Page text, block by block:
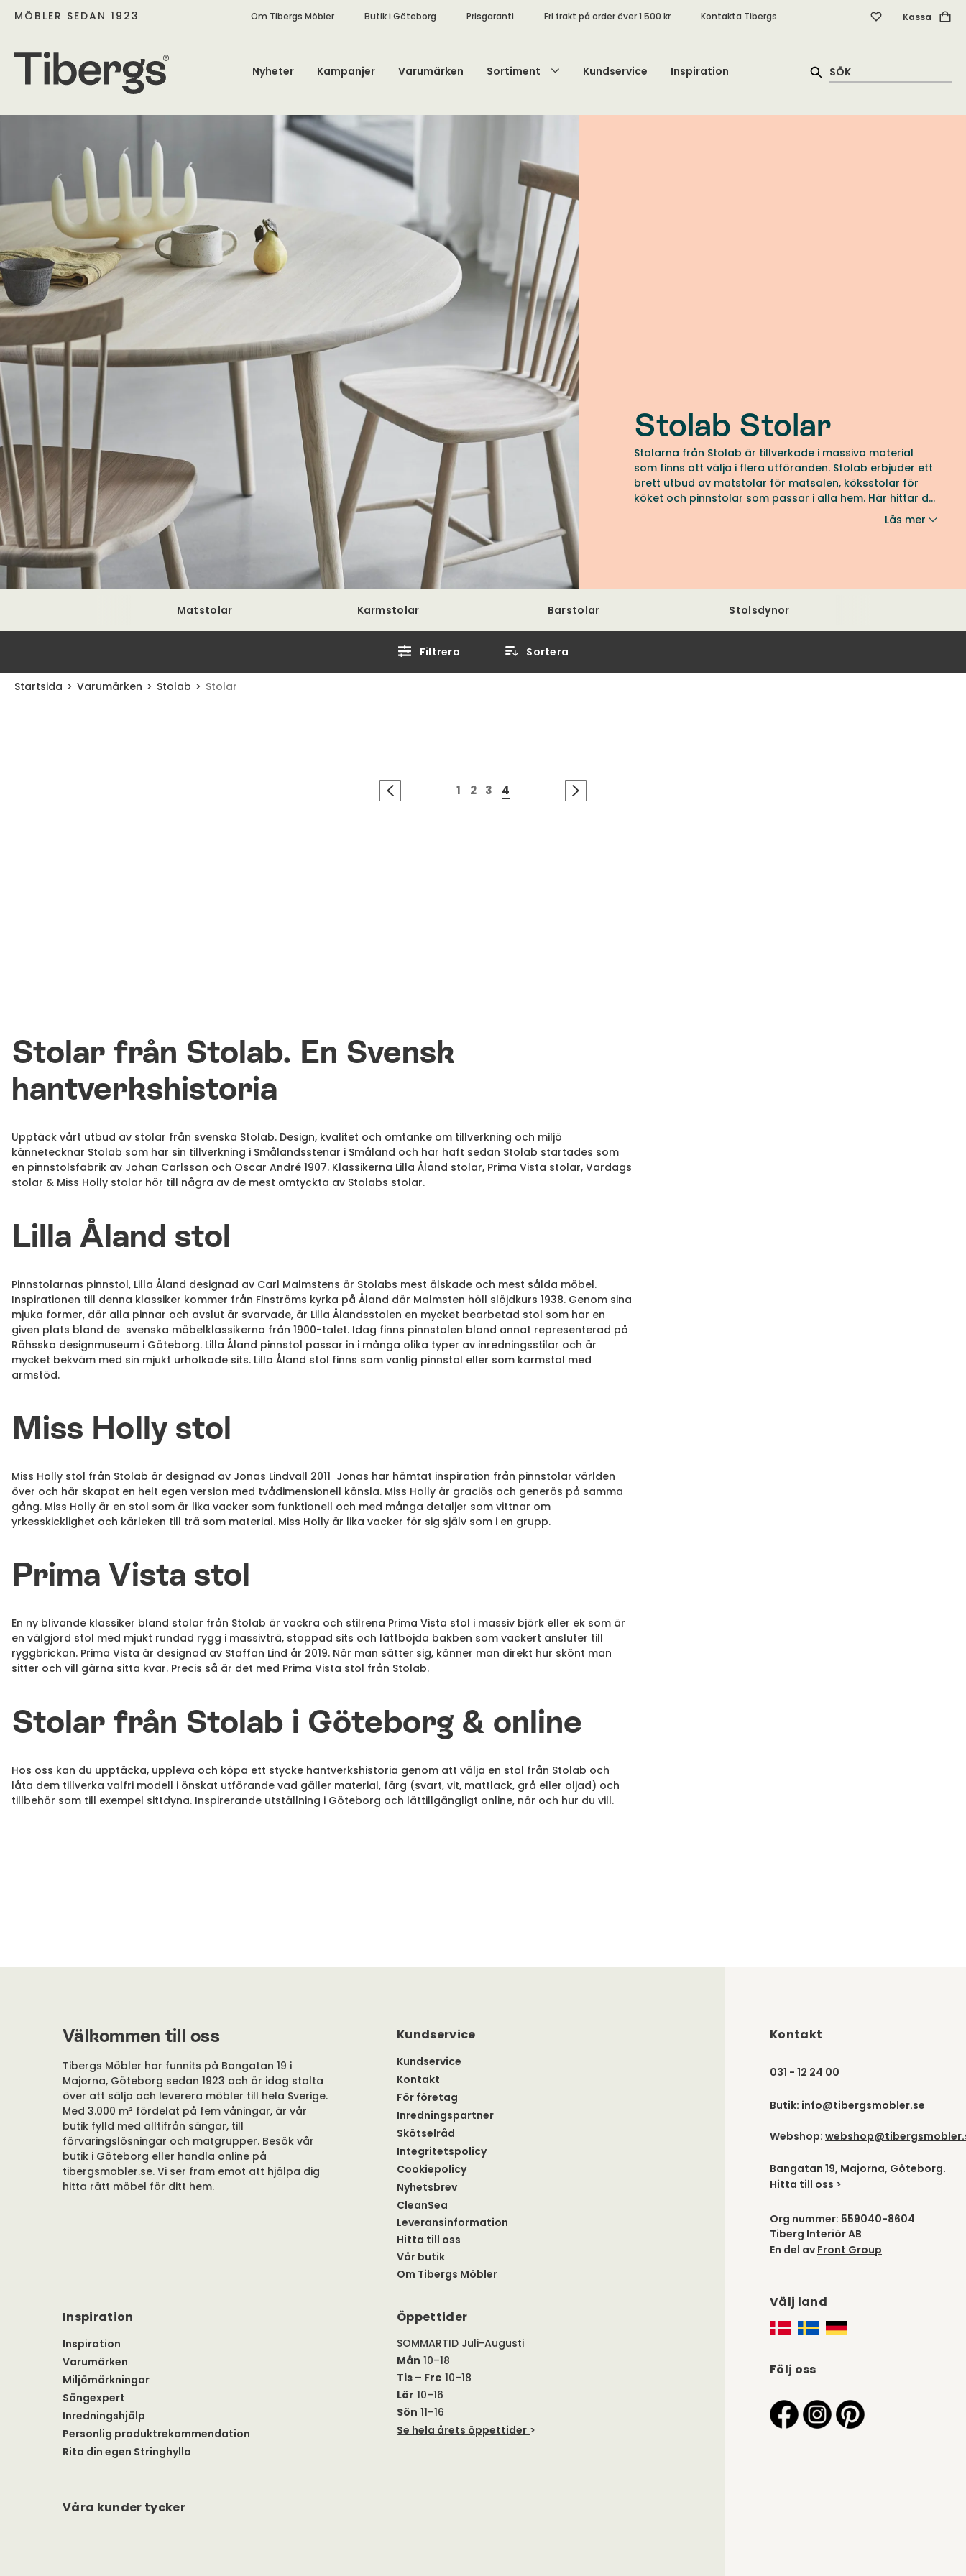
MÖBLER SEDAN 1923 Om Tibergs Möbler Butik i Göteborg Prisgaranti Fri frakt på order över 1.500 kr Kontakta Tibergs Kassa
Nyheter Kampanjer Varumärken Sortiment Kundservice Inspiration
Stolab Stolar
Stolarna från Stolab är tillverkade i massiva material
som finns att välja i flera utföranden. Stolab erbjuder ett
brett utbud av matstolar för matsalen, köksstolar för
köket och pinnstolar som passar i alla hem. Här hittar du
favoriter som Lilla Åland, Miss Holly och Prima Vista. Hitta
Läs mer
Matstolar Karmstolar Barstolar Stolsdynor
Filtrera Sortera
Startsida Varumärken Stolab Stolar
1 2 3 4
Stolar från Stolab. En Svensk
hantverkshistoria
Upptäck vårt utbud av stolar från svenska Stolab. Design, kvalitet och omtanke om tillverkning och miljö
kännetecknar Stolab som har sin tillverkning i Smålandsstenar i Småland och har haft sedan Stolab startades som
en pinnstolsfabrik av Johan Carlsson och Oscar André 1907. Klassikerna Lilla Åland stolar, Prima Vista stolar, Vardags
stolar & Miss Holly stolar hör till några av de mest omtyckta av Stolabs stolar.
Lilla Åland stol
Pinnstolarnas pinnstol, Lilla Åland designad av Carl Malmstens är Stolabs mest älskade och mest sålda möbel.
Inspirationen till denna klassiker kommer från Finströms kyrka på Åland där Malmsten höll slöjdkurs 1938. Genom sina
mjuka former, där alla pinnar och avslut är svarvade, är Lilla Ålandsstolen en mycket bearbetad stol som har en
given plats bland de svenska möbelklassikerna från 1900-talet. Idag finns pinnstolen bland annat representerad på
Röhsska designmuseum i Göteborg. Lilla Åland pinnstol passar in i många olika typer av inredningsstilar och är
mycket bekväm med sin mjukt urholkade sits. Lilla Åland stol finns som vanlig pinnstol eller som karmstol med
armstöd.
Miss Holly stol
Miss Holly stol från Stolab är designad av Jonas Lindvall 2011 Jonas har hämtat inspiration från pinnstolar världen
över och här skapat en helt egen version med tvådimensionell känsla. Miss Holly är graciös och generös på samma
gång. Miss Holly är en stol som är lika vacker som funktionell och med många detaljer som vittnar om
yrkesskicklighet och kärleken till trä som material. Miss Holly är lika vacker för sig själv som i en grupp.
Prima Vista stol
En ny blivande klassiker bland stolar från Stolab är vackra och stilrena Prima Vista stol i massiv björk eller ek som är
en välgjord stol med mjukt rundad rygg i massivträ, stoppad sits och lättböjda bakben som vackert ansluter till
ryggbrickan. Prima Vista är designad av Staffan Lind år 2019. När man sätter sig, känner man direkt hur skönt man
sitter och vill gärna sitta kvar. Precis så är det med Prima Vista stol från Stolab.
Stolar från Stolab i Göteborg & online
Hos oss kan du upptäcka, uppleva och köpa ett stycke hantverkshistoria genom att välja en stol från Stolab och
låta dem tillverka valfri modell i önskat utförande vad gäller material, färg (svart, vit, mattlack, grå eller oljad) och
tillbehör som till exempel sittdyna. Inspirerande utställning i Göteborg och lättillgängligt online, när och hur du vill.
Välkommen till oss
Tibergs Möbler har funnits på Bangatan 19 i
Majorna, Göteborg sedan 1923 och är idag stolta
över att sälja och leverera möbler till hela Sverige.
Med 3.000 m² fördelat på fem våningar, är vår
butik fylld med alltifrån sängar, till
förvaringslösningar och matgrupper. Besök vår
butik i Göteborg eller handla online på
tibergsmobler.se. Vi ser fram emot att hjälpa dig
hitta rätt möbel för ditt hem.
Kundservice
Kundservice
Kontakt
För företag
Inredningspartner
Skötselråd
Integritetspolicy
Cookiepolicy
Nyhetsbrev
CleanSea
Leveransinformation
Hitta till oss
Vår butik
Om Tibergs Möbler
Inspiration
Inspiration
Varumärken
Miljömärkningar
Sängexpert
Inredningshjälp
Personlig produktrekommendation
Rita din egen Stringhylla
Öppettider
SOMMARTID Juli-Augusti
Mån 10–18
Tis – Fre 10–18
Lör 10–16
Sön 11–16
Se hela årets öppettider >
Våra kunder tycker
Kontakt
031 - 12 24 00
Butik: info@tibergsmobler.se
Webshop:
Bangatan 19, Majorna, Göteborg.
Hitta till oss >
Org nummer: 559040-8604
Tiberg Interiör AB
En del av Front Group
Välj land
Följ oss